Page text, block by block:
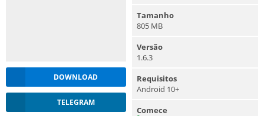
DOWNLOAD
TELEGRAM
Tamanho
805 MB
Versão
1.6.3
Requisitos
Android 10+
Comece